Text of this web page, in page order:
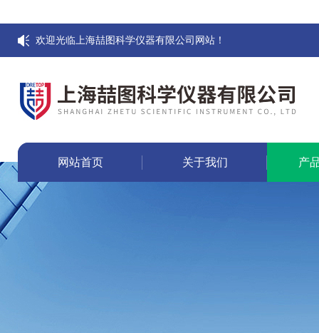
欢迎光临上海喆图科学仪器有限公司网站！
网站首页 关于我们 产